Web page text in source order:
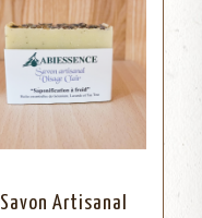
Savon Artisanal